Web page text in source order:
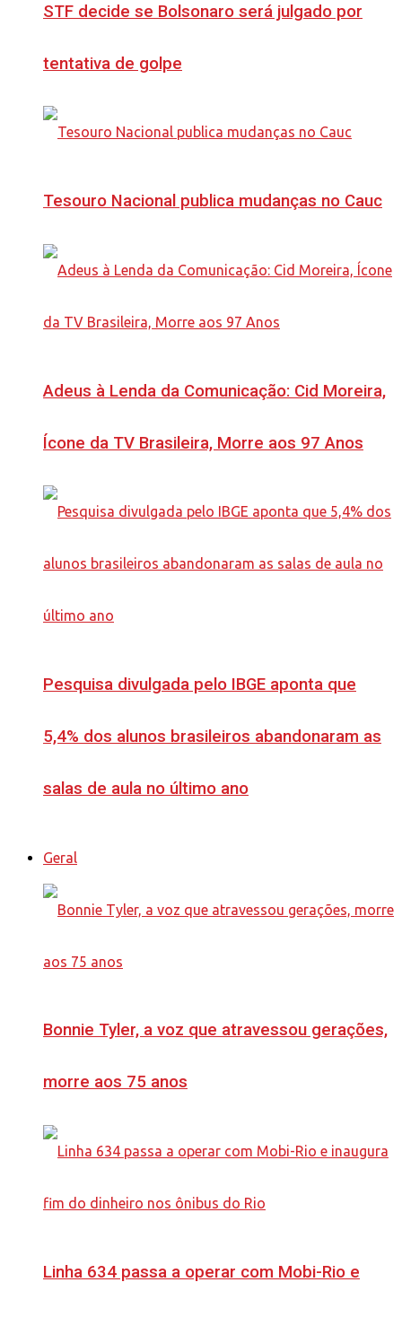
STF decide se Bolsonaro será julgado por
tentativa de golpe
Tesouro Nacional publica mudanças no Cauc
Adeus à Lenda da Comunicação: Cid Moreira,
Ícone da TV Brasileira, Morre aos 97 Anos
Pesquisa divulgada pelo IBGE aponta que
5,4% dos alunos brasileiros abandonaram as
salas de aula no último ano
Geral
Bonnie Tyler, a voz que atravessou gerações,
morre aos 75 anos
Linha 634 passa a operar com Mobi-Rio e